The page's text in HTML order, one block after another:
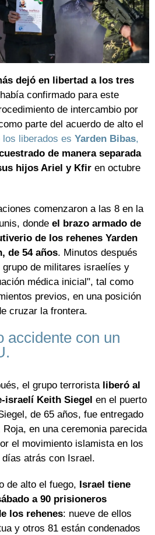
dejó en libertad a los tres
confirmado para este
de intercambio por
parte del acuerdo de alto el
los liberados es Yarden Bibas,
de manera separada
hijos Ariel y Kfir en octubre
comenzaron a las 8 en la
donde el brazo armado de
de los rehenes Yarden
de 54 años. Minutos después
de militares israelíes y
médica inicial", tal como
previos, en una posición
cruzar la frontera.
accidente con un
el grupo terrorista liberó al
israelí Keith Siegel en el puerto
de 65 años, fue entregado
en una ceremonia parecida
el movimiento islamista en los
atrás con Israel.
de alto el fuego, Israel tiene
a 90 prisioneros
los rehenes: nueve de ellos
y otros 81 están condenados